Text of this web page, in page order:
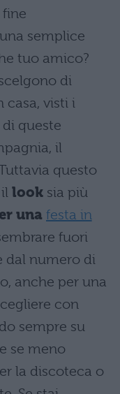
fine
semplice
tuo amico?
di
casa, visti i
queste
il
questo
look sia più
una festa in
fuori
dal numero di
anche per una
con
sempre su
se meno
la discoteca o